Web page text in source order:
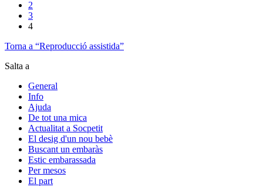
2
3
4
Torna a “Reproducció assistida”
Salta a
General
Info
Ajuda
De tot una mica
Actualitat a Socpetit
El desig d'un nou bebè
Buscant un embaràs
Estic embarassada
Per mesos
El part